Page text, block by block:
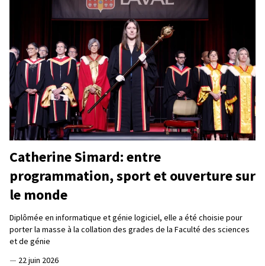
Catherine Simard: entre
programmation, sport et ouverture sur
le monde
Diplômée en informatique et génie logiciel, elle a été choisie pour
porter la masse à la collation des grades de la Faculté des sciences
et de génie
— 22 juin 2026